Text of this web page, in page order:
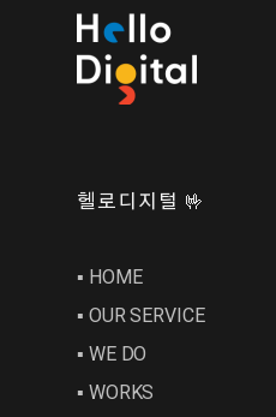
헬로디지털 🤟
▪︎ HOME
▪︎ OUR SERVICE
▪︎ WE DO
▪︎ WORKS